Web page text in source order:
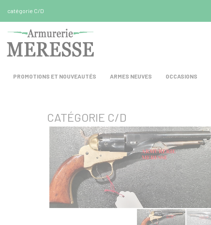
catégorie C/D
PROMOTIONS ET NOUVEAUTÉS ARMES NEUVES OCCASIONS
CATÉGORIE C/D